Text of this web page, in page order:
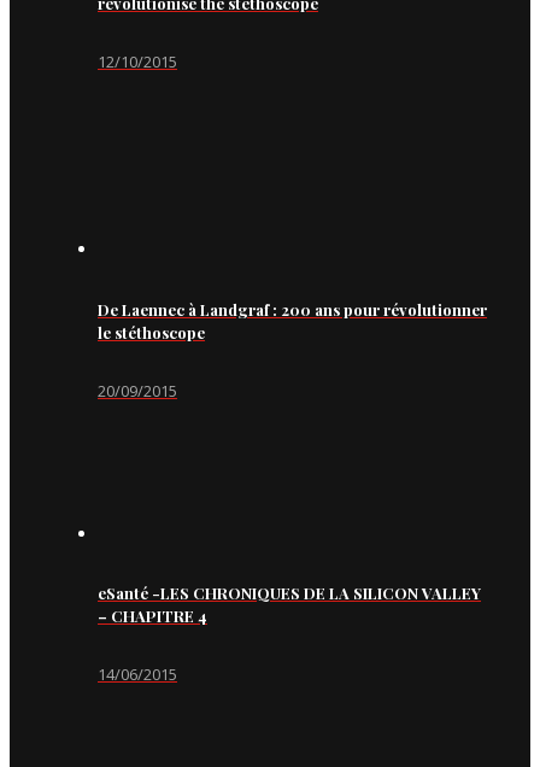
12/10/2015
De Laennec à Landgraf : 200 ans pour révolutionner
le stéthoscope
20/09/2015
eSanté -LES CHRONIQUES DE LA SILICON VALLEY
– CHAPITRE 4
14/06/2015